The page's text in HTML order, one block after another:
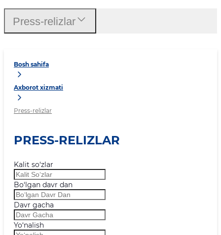
Bosh sahifa
Axborot xizmati
Press-relizlar
PRESS-RELIZLAR
Kalit so‘zlar
Bo‘lgan davr dan
Davr gacha
Yo‘nalish
Press-relizlar